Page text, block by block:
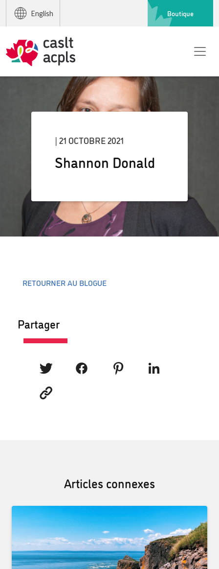
English Boutique
| 21 OCTOBRE 2021
Shannon Donald
RETOURNER AU BLOGUE
Partager
Articles connexes